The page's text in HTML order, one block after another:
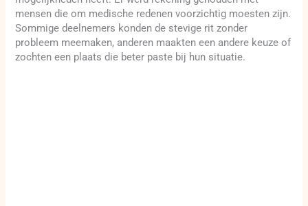
mensen die om medische redenen voorzichtig moesten zijn.
Sommige deelnemers konden de stevige rit zonder
probleem meemaken, anderen maakten een andere keuze of
zochten een plaats die beter paste bij hun situatie.